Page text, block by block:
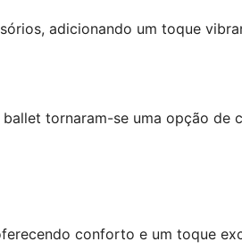
adicionando um toque
tornaram-se uma opção de
conforto e um toque